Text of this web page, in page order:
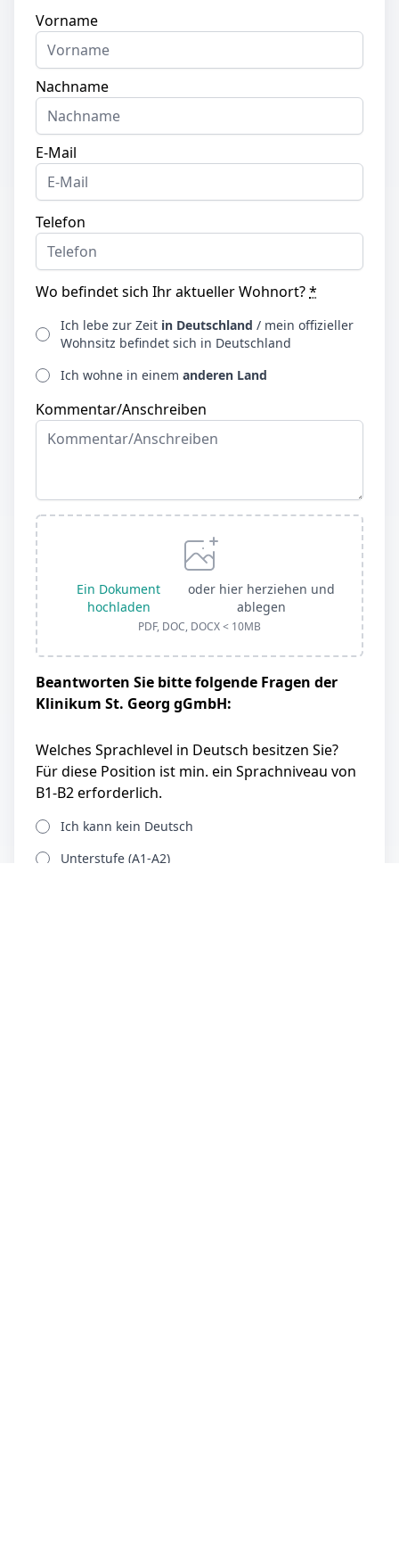
Vorname
Nachname
E-Mail
Telefon
Wo befindet sich Ihr aktueller Wohnort?*
Ich lebe zur Zeit in Deutschland / mein offizieller
Wohnsitz befindet sich in Deutschland
Ich wohne in einem anderen Land
Kommentar/Anschreiben
Ein Dokument
hochladen
oder hier herziehen und
ablegen
PDF, DOC, DOCX < 10MB
Beantworten Sie bitte folgende Fragen der
Klinikum St. Georg gGmbH:
Welches Sprachlevel in Deutsch besitzen Sie?
Für diese Position ist min. ein Sprachniveau von
B1-B2 erforderlich.
Ich kann kein Deutsch
Unterstufe (A1-A2)